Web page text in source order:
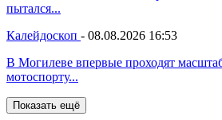
пытался...
Калейдоскоп - 08.08.2026 16:53
В Могилеве впервые проходят
мотоспорту...
Показать ещё